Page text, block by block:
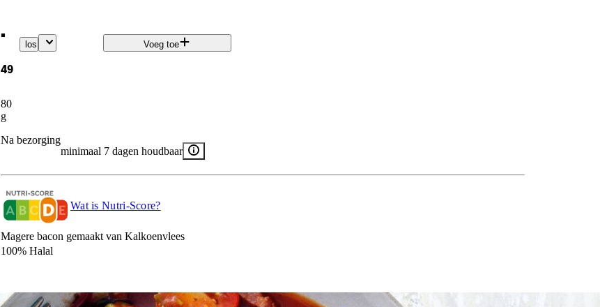
.
49
80
g
los Voeg toe
Na bezorging
minimaal 7 dagen houdbaar
Wat is Nutri-Score?
Magere bacon gemaakt van Kalkoenvlees
100% Halal